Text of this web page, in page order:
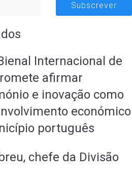
Subscrever
Internacional de
afirmar
e inovação como
económico
português
chefe da Divisão